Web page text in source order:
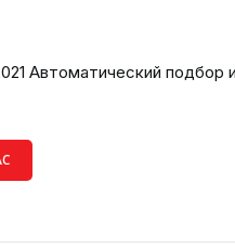
Автоматический подбор